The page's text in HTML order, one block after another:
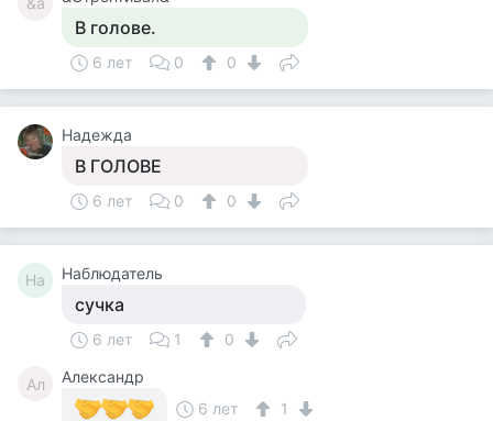
В голове.
6 лет 0 0
Надежда
В ГОЛОВЕ
6 лет 0 0
На Наблюдатель
сучка
6 лет 1 0
Ал
Александр
6 лет
1